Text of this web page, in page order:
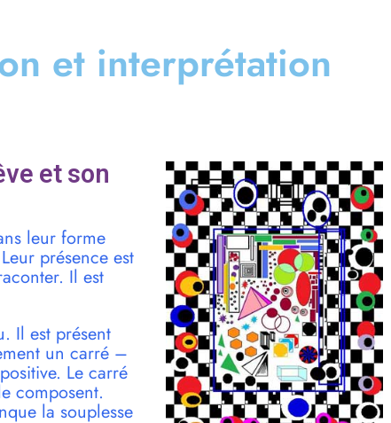
et interprétation
et son
leur forme
présence est
Il est
Il est présent
un carré –
Le carré
composent.
la souplesse